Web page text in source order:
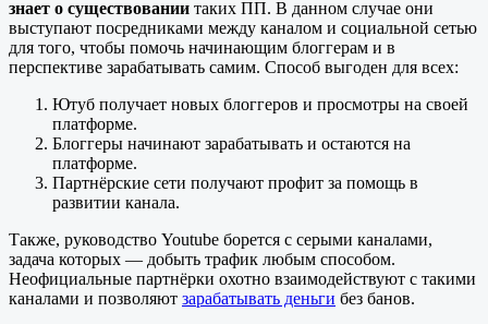
знает о существовании таких ПП. В данном случае они
выступают посредниками между каналом и социальной сетью
для того, чтобы помочь начинающим блоггерам и в
перспективе зарабатывать самим. Способ выгоден для всех:
Ютуб получает новых блоггеров и просмотры на своей
платформе.
Блоггеры начинают зарабатывать и остаются на
платформе.
Партнёрские сети получают профит за помощь в
развитии канала.
Также, руководство Youtube борется с серыми каналами,
задача которых — добыть трафик любым способом.
Неофициальные партнёрки охотно взаимодействуют с такими
каналами и позволяют зарабатывать деньги без банов.